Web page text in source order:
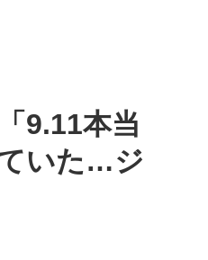
9.11本当
いた…ジ